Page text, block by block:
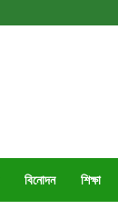
বিনোদন শিক্ষা